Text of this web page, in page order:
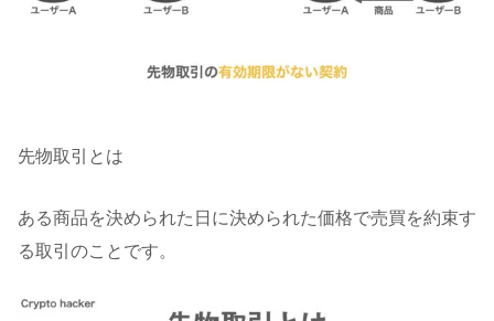
先物取引とは
ある商品を決められた日に決められた価格で売買を約束す
る取引のことです。